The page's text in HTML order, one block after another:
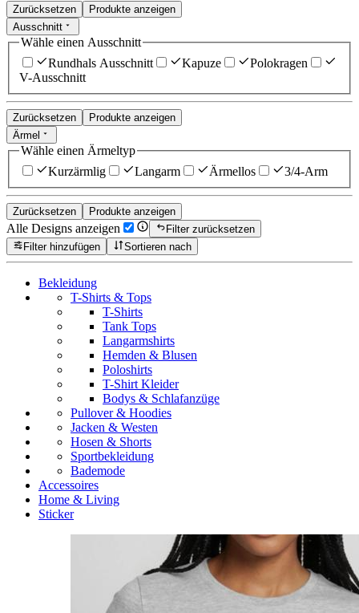
Zurücksetzen
Produkte anzeigen
Ausschnitt
Wähle einen Ausschnitt
Rundhals Ausschnitt
Kapuze
Polokragen
V-Ausschnitt
Zurücksetzen
Produkte anzeigen
Ärmel
Wähle einen Ärmeltyp
Kurzärmlig
Langarm Ärmellos 3/4-Arm
Zurücksetzen Produkte anzeigen
Alle Designs anzeigen
Filter zurücksetzen
Filter hinzufügen
Sortieren nach
Bekleidung
T-Shirts & Tops
T-Shirts
Tank Tops
Langarmshirts
Hemden & Blusen
Poloshirts
T-Shirt Kleider
Bodys & Schlafanzüge
Pullover & Hoodies
Jacken & Westen
Hosen & Shorts
Sportbekleidung
Bademode
Accessoires
Home & Living
Sticker